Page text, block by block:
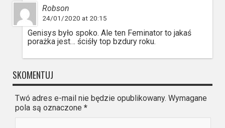
Robson
24/01/2020 at 20:15
Genisys było spoko. Ale ten Feminator to jakaś
porażka jest… ściśły top bzdury roku.
SKOMENTUJ
Twó adres e-mail nie będzie opublikowany. Wymagane
pola są oznaczone *